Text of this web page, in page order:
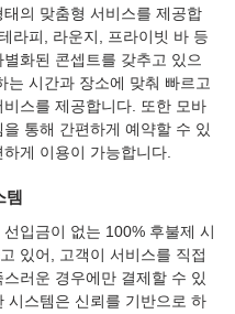
태의 맞춤형 서비스를 제공합
라피, 라운지, 프라이빗 바 등
화된 콘셉트를 갖추고 있으
는 시간과 장소에 맞춰 빠르고
비스를 제공합니다. 또한 모바
통해 간편하게 예약할 수 있
게 이용이 가능합니다.
템
입금이 없는 100% 후불제 시
있어, 고객이 서비스를 직접
러운 경우에만 결제할 수 있
시스템은 신뢰를 기반으로 하